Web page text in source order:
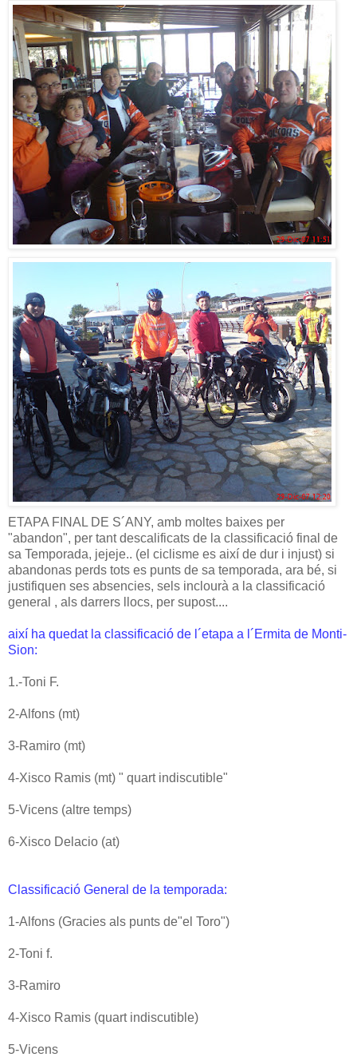
ETAPA FINAL DE S´ANY, amb moltes baixes per
"abandon", per tant descalificats de la classificació final de
sa Temporada, jejeje.. (el ciclisme es així de dur i injust) si
abandonas perds tots es punts de sa temporada, ara bé, si
justifiquen ses absencies, sels inclourà a la classificació
general , als darrers llocs, per supost....
així ha quedat la classificació de l´etapa a l´Ermita de Monti-
Sion:
1.-Toni F.
2-Alfons (mt)
3-Ramiro (mt)
4-Xisco Ramis (mt) " quart indiscutible"
5-Vicens (altre temps)
6-Xisco Delacio (at)
Classificació General de la temporada:
1-Alfons (Gracies als punts de"el Toro")
2-Toni f.
3-Ramiro
4-Xisco Ramis (quart indiscutible)
5-Vicens